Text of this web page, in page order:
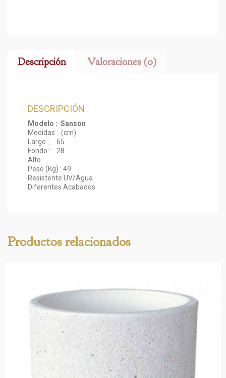
Descripción Valoraciones (0)
DESCRIPCIÓN
Modelo : Sanson
Medidas : (cm)
Largo : 65
Fondo : 28
Alto :
Peso (Kg) : 49
Resistente UV/Agua
Diferentes Acabados
Productos relacionados